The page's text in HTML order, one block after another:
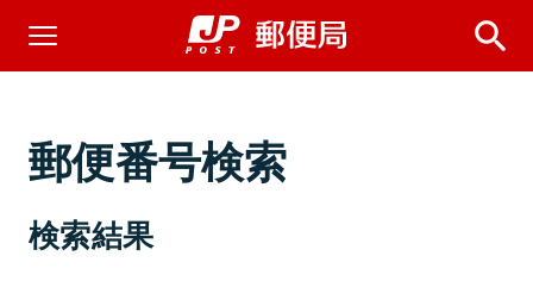
郵便番号検索
検索結果